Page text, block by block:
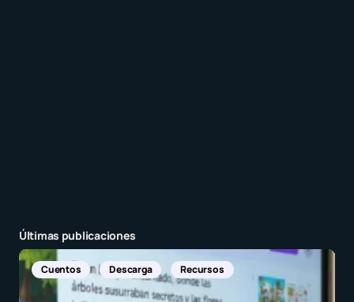
Últimas publicaciones
Noticias Internacionales